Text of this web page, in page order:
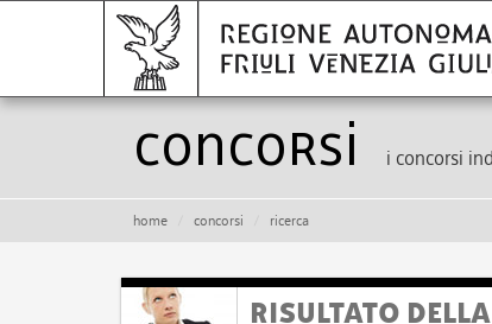
Concorsi i concorsi
home concorsi ricerca
RISULTATO